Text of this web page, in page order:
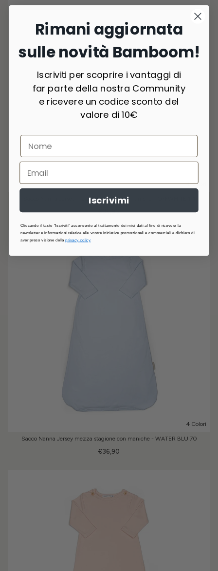
4 Colori
Sacco Nanna Jersey mezza stagione con maniche - OFFWHITE 111
€36,90
4 Colori
Sacco Nanna Jersey mezza stagione con maniche - WATER BLU 70
€36,90
Rimani aggiornata
sulle novità Bamboom!
Iscriviti per scoprire i vantaggi di
far parte della nostra Community
e ricevere un codice sconto del
valore di 10€
Iscrivimi
Cliccando il tasto "Iscriviti" acconsento al trattamento dei miei dati al fine di ricevere la
newsletter e informazioni relative alle vostre iniziative promozionali e commerciali e dichiaro di
aver preso visione dellaprivacy policy